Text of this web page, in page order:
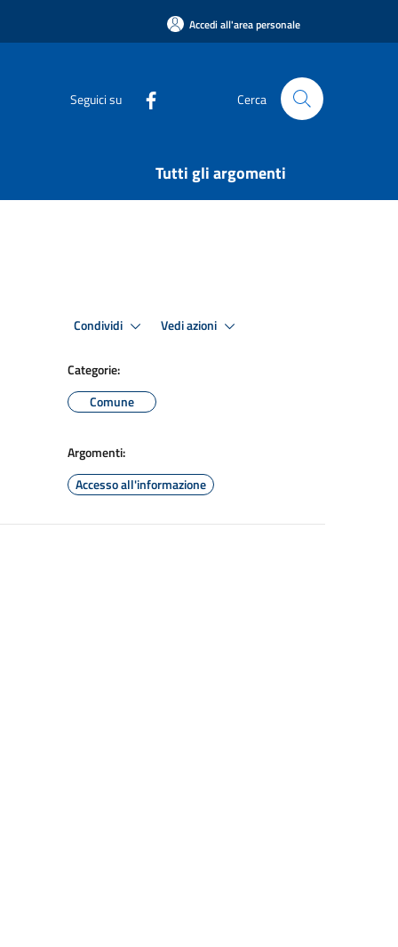
Accedi all'area personale
Seguici su Cerca
Tutti gli argomenti
Condividi Vedi azioni
Categorie:
Comune
Argomenti:
Accesso all'informazione